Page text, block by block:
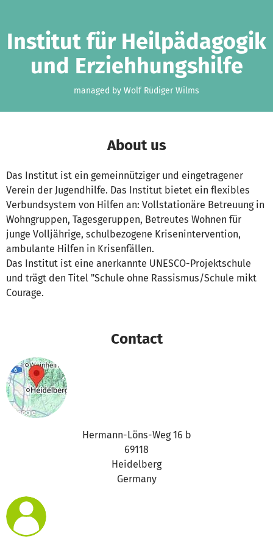
Institut für Heilpädagogik
und Erziehhungshilfe
managed by Wolf Rüdiger Wilms
About us
Das Institut ist ein gemeinnütziger und eingetragener
Verein der Jugendhilfe. Das Institut bietet ein flexibles
Verbundsystem von Hilfen an: Vollstationäre Betreuung in
Wohngruppen, Tagesgeruppen, Betreutes Wohnen für
junge Volljährige, schulbezogene Krisenintervention,
ambulante Hilfen in Krisenfällen.
Das Institut ist eine anerkannte UNESCO-Projektschule
und trägt den Titel "Schule ohne Rassismus/Schule mikt
Courage.
Contact
Hermann-Löns-Weg 16 b
69118
Heidelberg
Germany